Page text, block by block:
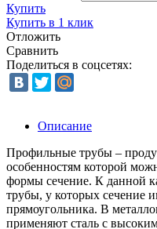
Купить
Купить в 1 клик
Отложить
Сравнить
Поделиться в соцсетях:
Описание
Профильные трубы –
особенностям которой
формы сечение. К данной
трубы, у которых сечение
прямоугольника. В
применяют сталь с